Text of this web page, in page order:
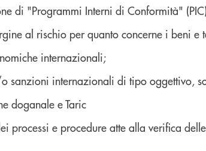
di "Programmi Interni di Conformità"
al rischio per quanto concerne i beni e
internazionali;
sanzioni internazionali di tipo oggettivo,
doganale e Taric
processi e procedure atte alla verifica